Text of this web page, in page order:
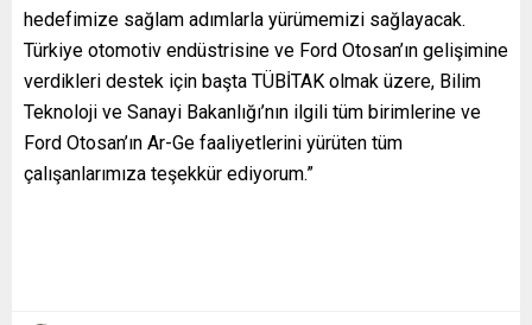
hedefimize sağlam adımlarla yürümemizi sağlayacak.
Türkiye otomotiv endüstrisine ve Ford Otosan’ın gelişimine
verdikleri destek için başta TÜBİTAK olmak üzere, Bilim
Teknoloji ve Sanayi Bakanlığı’nın ilgili tüm birimlerine ve
Ford Otosan’ın Ar-Ge faaliyetlerini yürüten tüm
çalışanlarımıza teşekkür ediyorum.”